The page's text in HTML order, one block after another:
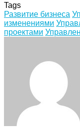
Tags
Развитие бизнеса
изменениями
проектами